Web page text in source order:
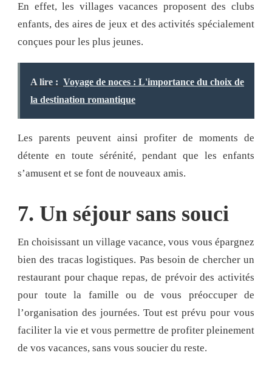
En effet, les villages vacances proposent des clubs
enfants, des aires de jeux et des activités spécialement
conçues pour les plus jeunes.
A lire : Voyage de noces : L'importance du choix de
la destination romantique
Les parents peuvent ainsi profiter de moments de
détente en toute sérénité, pendant que les enfants
s’amusent et se font de nouveaux amis.
7. Un séjour sans souci
En choisissant un village vacance, vous vous épargnez
bien des tracas logistiques. Pas besoin de chercher un
restaurant pour chaque repas, de prévoir des activités
pour toute la famille ou de vous préoccuper de
l’organisation des journées. Tout est prévu pour vous
faciliter la vie et vous permettre de profiter pleinement
de vos vacances, sans vous soucier du reste.